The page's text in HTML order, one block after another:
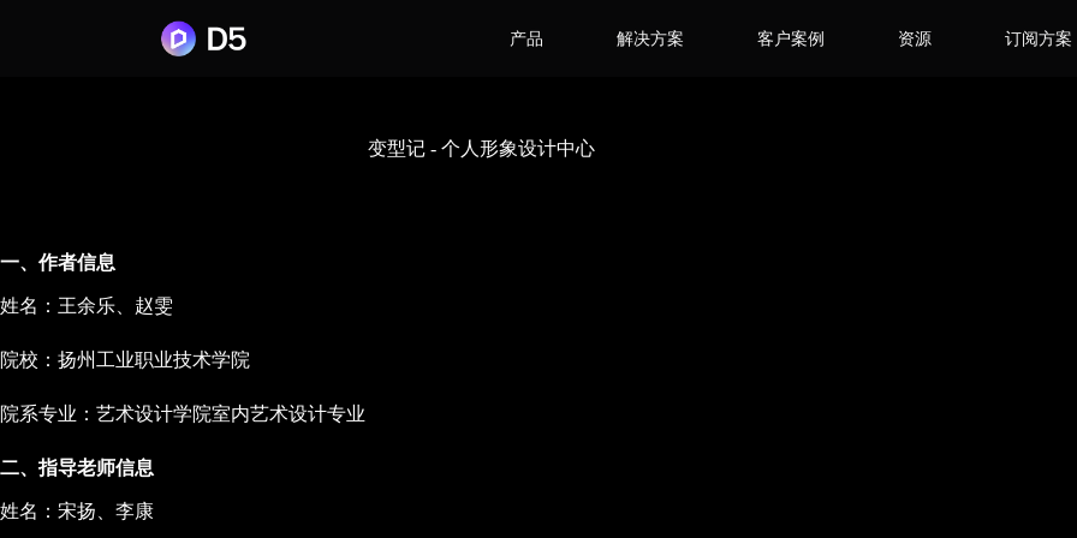
产品 解决方案 客户案例 资源 订阅方案
变型记 - 个人形象设计中心
一、作者信息
姓名：王余乐、赵雯
院校：扬州工业职业技术学院
院系专业：艺术设计学院室内艺术设计专业
二、指导老师信息
姓名：宋扬、李康